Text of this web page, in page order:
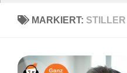
MARKIERT: STILLER